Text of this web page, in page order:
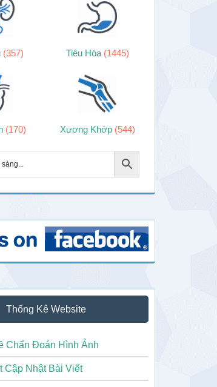
(357) Tiêu Hóa (1445)
(170) Xương Khớp (544)
Thống Kê Website
Chẩn Đoán Hình Ảnh
Cập Nhật Bài Viết